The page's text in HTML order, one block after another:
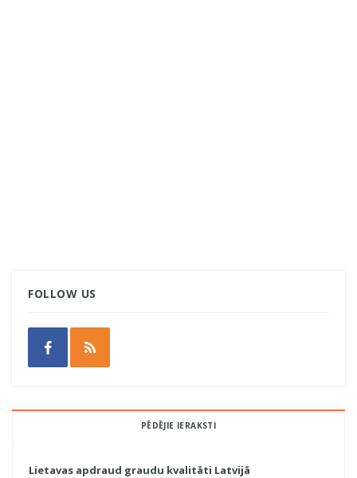
FOLLOW US
PĒDĒJIE IERAKSTI
Lietavas apdraud graudu kvalitāti Latvijā